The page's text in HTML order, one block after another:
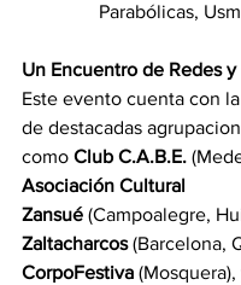
Parabólicas,
Un Encuentro de Redes
Este evento cuenta con
de destacadas
como Club C.A.B.E.
Asociación Cultural
Zansué (Campoalegre,
Zaltacharcos (Barcelona,
CorpoFestiva